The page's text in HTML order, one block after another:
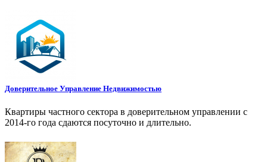
Доверительное Управление Недвижимостью
Квартиры частного сектора в доверительном управлении с
2014-го года сдаются посуточно и длительно.